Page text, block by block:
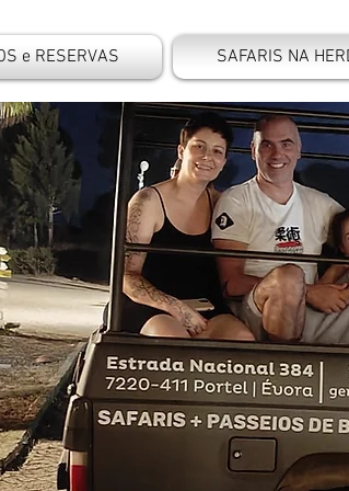
e RESERVAS SAFARIS NA